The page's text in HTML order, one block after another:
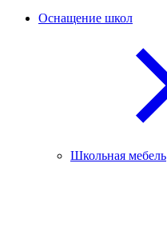
Оснащение школ
Школьная мебель